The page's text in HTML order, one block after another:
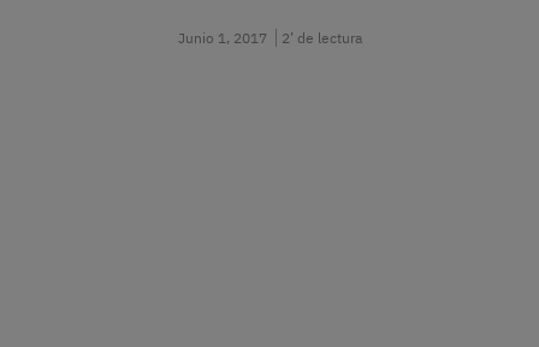
Junio 1, 2017 2’ de lectura